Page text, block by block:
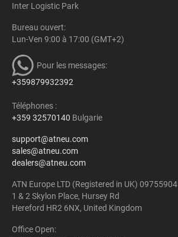
Inter Logistic Park
Bureau ouvert:
Lun-Ven 9:00 à 17:00 (GMT+2)
Pour les messages:
+359879932392
Téléphones :
+359 32570140 Bulgarie
support@atneu.com
sales@atneu.com
dealers@atneu.com
ATN Europe LTD (Registered in UK) 09755904
1 & 2 Skylon Place, Hursey Rd
Hereford HR2 6NX, United Kingdom
Office Open: